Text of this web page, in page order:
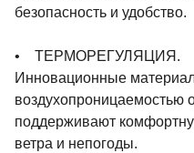
безопасность и удобство.
• ТЕРМОРЕГУЛЯЦИЯ.
Инновационные
воздухопроницаемостью
поддерживают
ветра и непогоды.